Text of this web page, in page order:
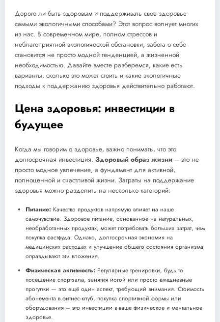
Дорого ли быть здоровым и поддерживать свое здоровье
самыми экологичными способами? Этот вопрос волнует многих
из нас. В современном мире, полном стрессов и
неблагоприятной экологической обстановки, забота о себе
становится не просто модной тенденцией, а жизненной
необходимостью. Давайте вместе разберемся, какие есть
варианты, сколько это может стоить и какие экологичные
подходы к поддержанию здоровья действительно работают.
Цена здоровья: инвестиции в
будущее
Когда мы говорим о здоровье, важно понимать, что это
долгосрочная инвестиция. Здоровый образ жизни – это не
просто модное увлечение, а фундамент для активной,
полноценной и счастливой жизни. Затраты на поддержание
здоровья можно разделить на несколько категорий:
Питание: Качество продуктов напрямую влияет на наше
самочувствие. Здоровое питание, основанное на натуральных,
необработанных продуктах, может потребовать больших затрат, чем
покупка фастфуда. Однако, долгосрочная экономия на
медицинских расходах и улучшение общего состояния организма
оправдывают эти вложения.
Физическая активность: Регулярные тренировки, будь то
посещение спортзала, занятия йогой или просто ежедневные
прогулки — это ещё один аспект, требующий внимания. Стоимость
абонемента в фитнес-клуб, покупка спортивной формы или
оборудования – это инвестиции в ваше физическое и ментальное
здоровье.